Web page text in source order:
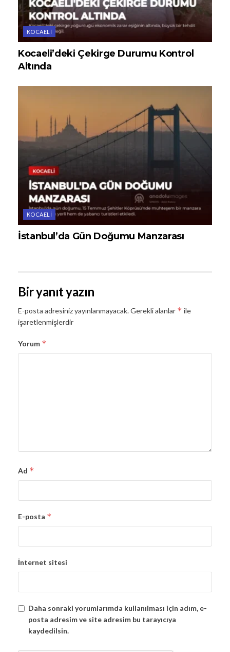
KOCAELI
Kocaeli’deki Çekirge Durumu Kontrol
Altında
KOCAELI
İstanbul’da Gün Doğumu Manzarası
Bir yanıt yazın
E-posta adresiniz yayınlanmayacak.Gerekli alanlar * ile
işaretlenmişlerdir
Yorum *
Ad *
E-posta *
İnternet sitesi
Daha sonraki yorumlarımda kullanılması için adım, e-
posta adresim ve site adresim bu tarayıcıya
kaydedilsin.